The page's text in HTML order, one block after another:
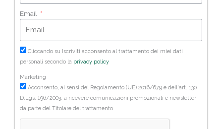
Email
Cliccando su Iscriviti acconsento al trattamento dei miei dati
personali secondo la privacy policy
Marketing
Acconsento, ai sensi del Regolamento (UE) 2016/679 e dell'art. 130
D.Lgs. 196/2003, a ricevere comunicazioni promozionali e newsletter
da parte del Titolare del trattamento